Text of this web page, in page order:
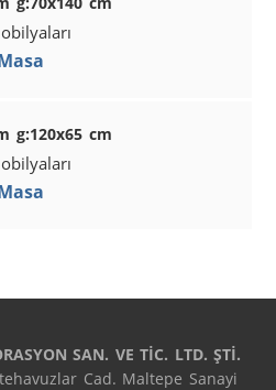
g:120x65 cm
SAN. VE TİC. LTD. ŞTİ.
Cad. Maltepe Sanayi